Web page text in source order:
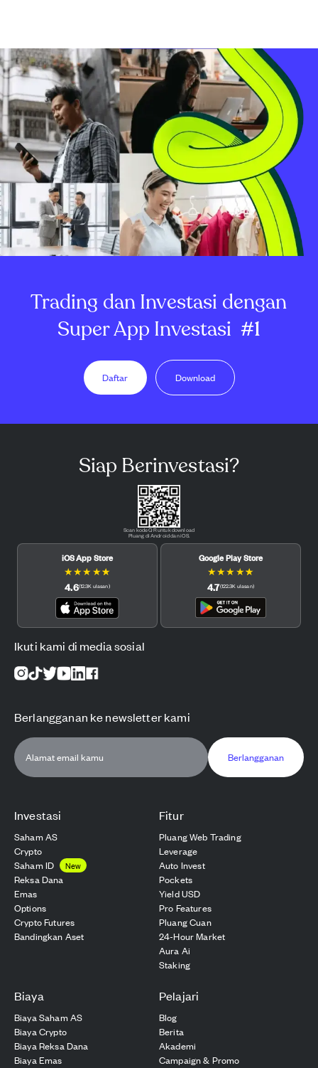
Trading dan Investasi dengan
Super App Investasi #1
Daftar Download
Investasi
Saham AS
Crypto
Saham ID
New
Reksa Dana
Emas
Options
Crypto Futures
Bandingkan Aset
Fitur
Pluang Web Trading
Leverage
Auto Invest
Pockets
Yield USD
Pro Features
Pluang Cuan
24-Hour Market
Aura Ai
Staking
Biaya
Biaya Saham AS
Biaya Crypto
Biaya Reksa Dana
Biaya Emas
Pelajari
Blog
Berita
Akademi
Campaign & Promo
Siap Berinvestasi?
Scan kode QR untuk download
Pluang di Android dan iOS.
iOS App Store
★★★ ★★
4.6(12.3K ulasan)
Google Play Store
★★★ ★★
4.7(122.3K ulasan)
Ikuti kami di media sosial
Berlangganan ke newsletter kami
Berlangganan